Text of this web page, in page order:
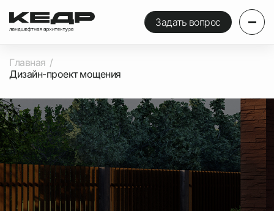
Задать вопрос
Главная
Дизайн-проект мощения